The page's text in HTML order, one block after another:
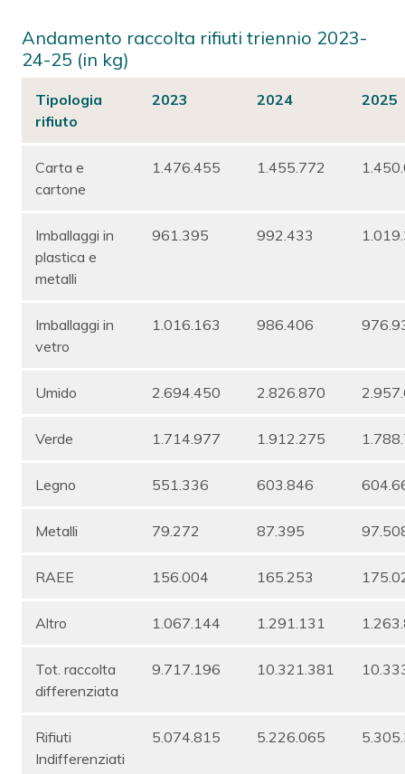
Andamento raccolta rifiuti triennio 2023-
24-25 (in kg)
Tipologia
rifiuto
2023 2024 2025
Carta e
cartone
1.476.455 1.455.772
Imballaggi in
plastica e
metalli
961.395 992.433
Imballaggi in
vetro
1.016.163 986.406
Umido 2.694.450 2.826.870
Verde 1.714.977 1.912.275
Legno 551.336 603.846
Metalli 79.272 87.395
RAEE 156.004 165.253
Altro 1.067.144 1.291.131
Tot. raccolta
differenziata
9.717.196 10.321.381
Rifiuti
Indifferenziati
5.074.815 5.226.065